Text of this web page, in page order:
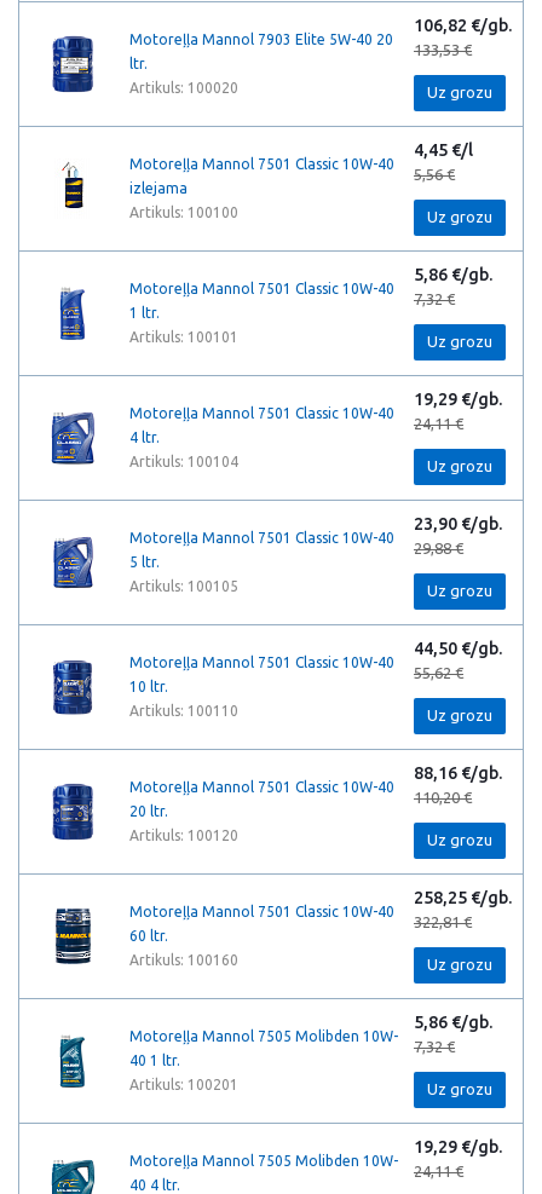
Motoreļļa Mannol 7903 Elite 5W-40 20
ltr.
Artikuls: 100020
106,82 €/gb.
133,53 €
Uz grozu
Motoreļļa Mannol 7501 Classic 10W-40
izlejama
Artikuls: 100100
4,45 €/l
5,56 €
Uz grozu
Motoreļļa Mannol 7501 Classic 10W-40
1 ltr.
Artikuls: 100101
5,86 €/gb.
7,32 €
Uz grozu
Motoreļļa Mannol 7501 Classic 10W-40
4 ltr.
Artikuls: 100104
19,29 €/gb.
24,11 €
Uz grozu
Motoreļļa Mannol 7501 Classic 10W-40
5 ltr.
Artikuls: 100105
23,90 €/gb.
29,88 €
Uz grozu
Motoreļļa Mannol 7501 Classic 10W-40
10 ltr.
Artikuls: 100110
44,50 €/gb.
55,62 €
Uz grozu
Motoreļļa Mannol 7501 Classic 10W-40
20 ltr.
Artikuls: 100120
88,16 €/gb.
110,20 €
Uz grozu
Motoreļļa Mannol 7501 Classic 10W-40
60 ltr.
Artikuls: 100160
258,25 €/gb.
322,81 €
Uz grozu
Motoreļļa Mannol 7505 Molibden 10W-
40 1 ltr.
Artikuls: 100201
5,86 €/gb.
7,32 €
Uz grozu
Motoreļļa Mannol 7505 Molibden 10W-
40 4 ltr.
19,29 €/gb.
24,11 €